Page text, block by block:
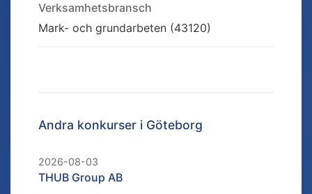
Verksamhetsbransch
Mark- och grundarbeten (43120)
Andra konkurser i Göteborg
2026-08-03
THUB Group AB